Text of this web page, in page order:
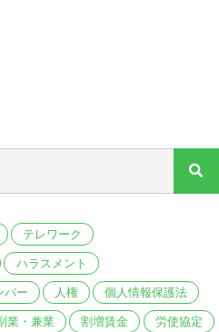
テレワーク
ハラスメント
バー 人権 個人情報保護法
業・兼業 割増賃金 労使協定